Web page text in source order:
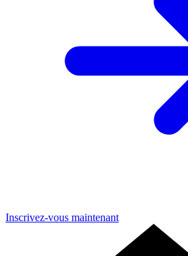
Inscrivez-vous maintenant